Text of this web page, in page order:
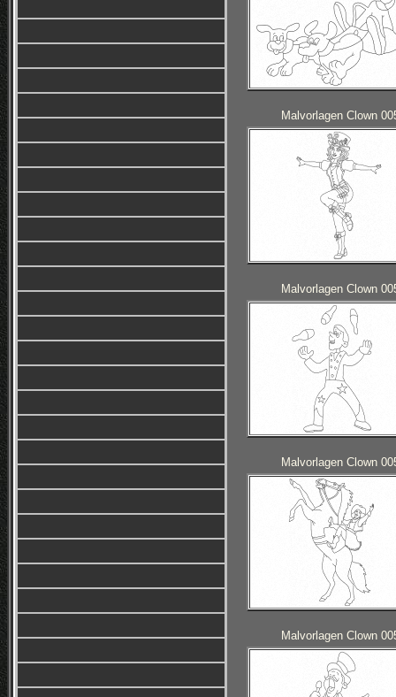
Malvorlagen Clown
Malvorlagen Clown
Malvorlagen Clown
Malvorlagen Clown